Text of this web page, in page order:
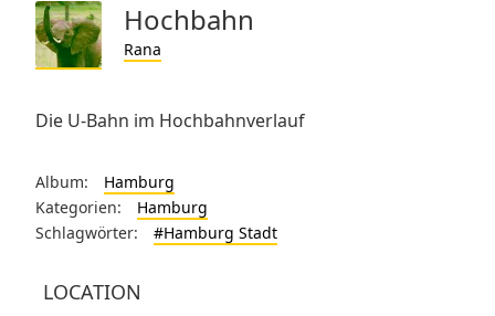
Hochbahn
Rana
Die U-Bahn im Hochbahnverlauf
Album:
Hamburg
Kategorien:
Hamburg
Schlagwörter:
#Hamburg Stadt
LOCATION